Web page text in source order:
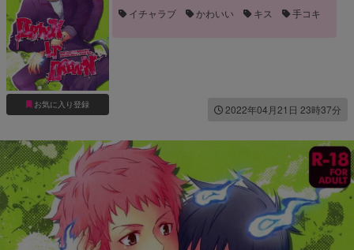
お気に入り登録
イチャラブ かわいい キス 手コキ
2022年04月21日 23時37分